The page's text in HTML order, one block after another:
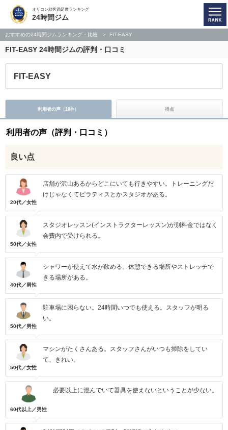
オリコン顧客満足度ランキング
24時間ジム
おすすめの24時間ジムランキング・比較 FIT-EASY
FIT-EASY 24時間ジムの評判・口コミ
FIT-EASY
利用者の声（18件） 得点
利用者の声（評判・口コミ）
良い点
20代／女性
店舗が沢山あるからどこにいても行きやすい。トレーニングだ
けじゃなくてピラティスとかスタジオがある。
50代／女性
スタジオレッスン(インストラクターレッスン)が別料金ではなく
会費内で受けられる。
40代／男性
シャワーが使えて水が飲める。休憩できる場所やストレッチで
きる場所がある。
50代／男性
駐車場に困らない。24時間いつでも使える。スタッフが明る
い。
50代／女性
マシンがたくさんある。スタッフさんがいつも掃除をしてい
て、きれい。
60代以上／男性
必要以上に混んでいて器具を使えないということが少ない。